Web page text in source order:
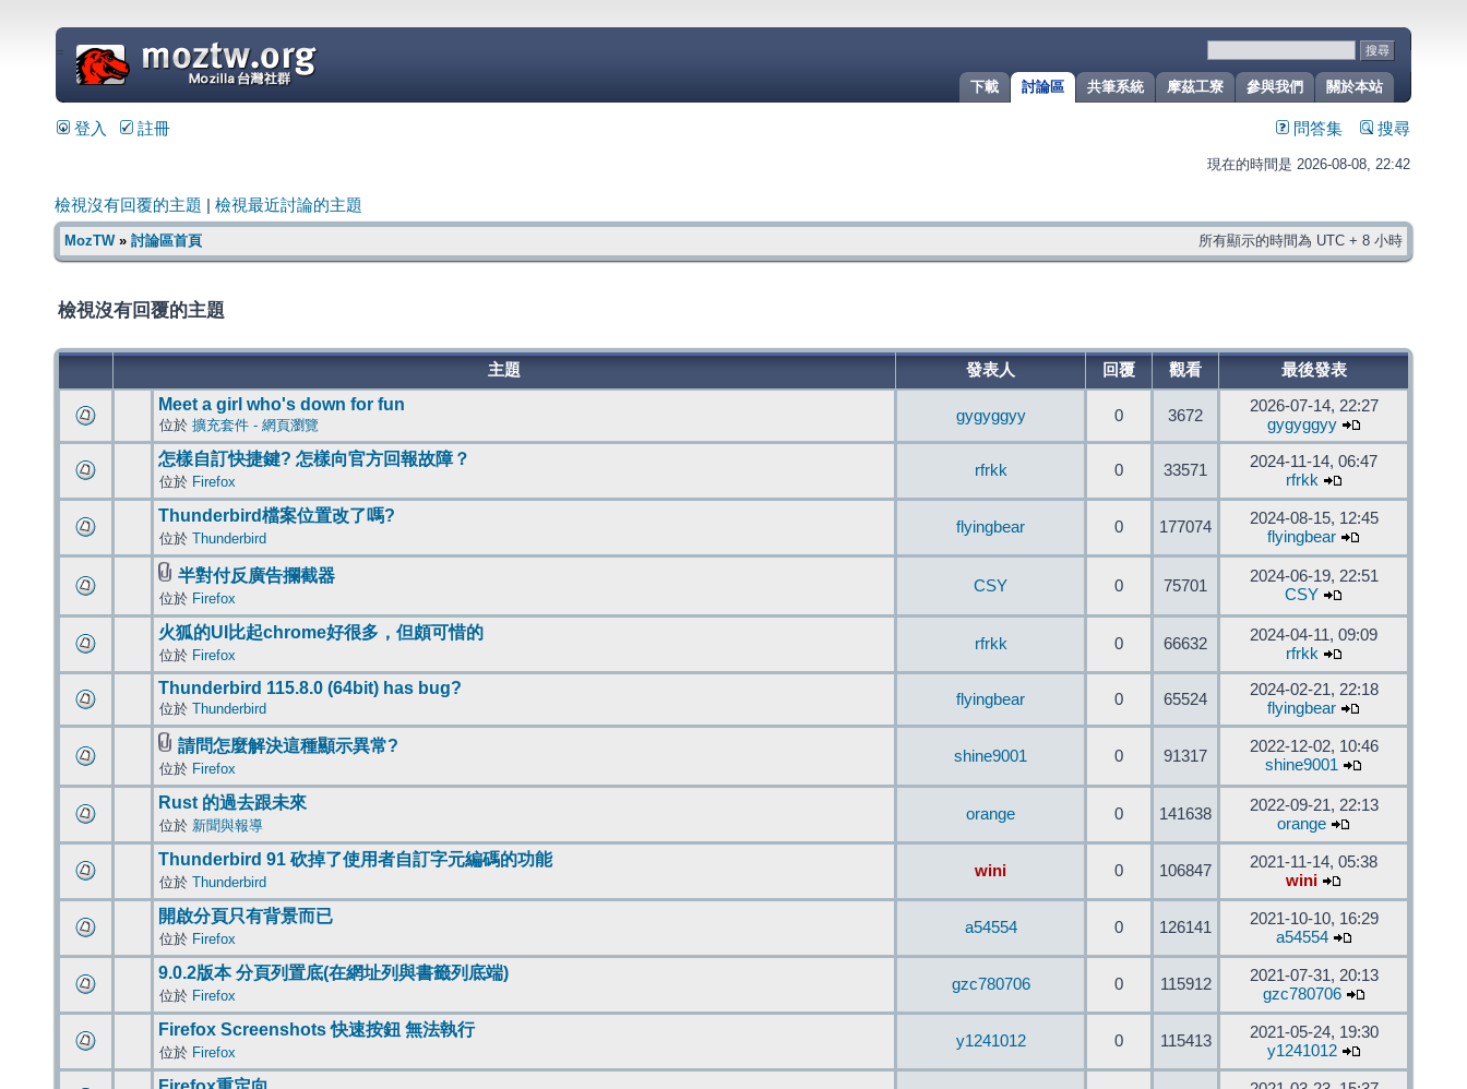
關於本站
參與我們
摩茲工寮
共筆系統
討論區
下載
=
登入 註冊 問答集 搜尋
現在的時間是 2026-08-08, 22:42
檢視沒有回覆的主題 檢視最近討論的主題
MozTW» 討論區首頁 所有顯示的時間為 UTC + 8 小時
檢視沒有回覆的主題
主題 發表人 回覆 觀看 最後發表
Meet a girl who's down for fun
位於 擴充套件 - 網頁瀏覽
gygyggyy 0 3672
2026-07-14, 22:27
gygyggyy
怎樣自訂快捷鍵? 怎樣向官方回報故障？
位於 Firefox
rfrkk 0 33571
2024-11-14, 06:47
rfrkk
Thunderbird檔案位置改了嗎?
位於 Thunderbird
flyingbear 0 177074
2024-08-15, 12:45
flyingbear
半對付反廣告攔截器
位於 Firefox
CSY 0 75701
2024-06-19, 22:51
CSY
火狐的UI比起chrome好很多，但頗可惜的
位於 Firefox
rfrkk 0 66632
2024-04-11, 09:09
rfrkk
Thunderbird 115.8.0 (64bit) has bug?
位於 Thunderbird
flyingbear 0 65524
2024-02-21, 22:18
flyingbear
請問怎麼解決這種顯示異常?
位於 Firefox
shine9001 0 91317
2022-12-02, 10:46
shine9001
Rust 的過去跟未來
位於 新聞與報導
orange 0 141638
2022-09-21, 22:13
orange
Thunderbird 91 砍掉了使用者自訂字元編碼的功能
位於 Thunderbird
wini 0 106847
2021-11-14, 05:38
wini
開啟分頁只有背景而已
位於 Firefox
a54554 0 126141
2021-10-10, 16:29
a54554
9.0.2版本 分頁列置底(在網址列與書籤列底端)
位於 Firefox
gzc780706 0 115912
2021-07-31, 20:13
gzc780706
Firefox Screenshots 快速按鈕 無法執行
位於 Firefox
y1241012 0 115413
2021-05-24, 19:30
y1241012